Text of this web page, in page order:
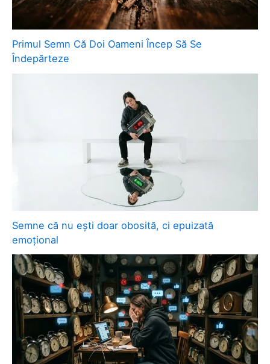
Primul Semn Că Doi Oameni Încep Să Se
Îndepărteze
Semne că nu ești doar obosită, ci epuizată
emoțional